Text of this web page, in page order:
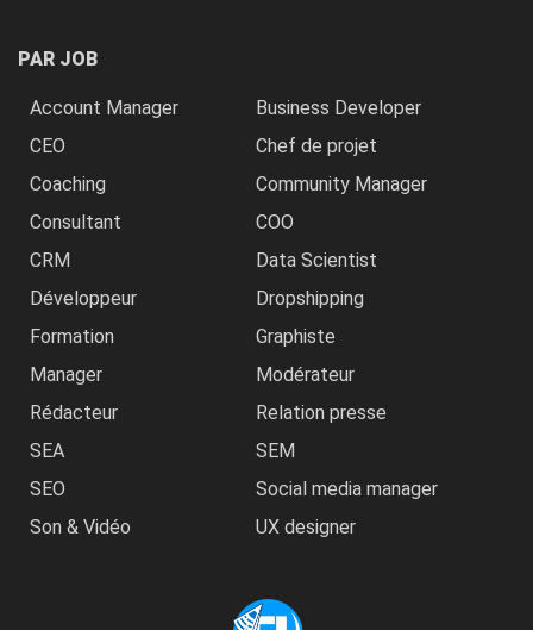
PAR JOB
Account Manager
Business Developer
CEO
Chef de projet
Coaching
Community Manager
Consultant
COO
CRM
Data Scientist
Développeur
Dropshipping
Formation
Graphiste
Manager
Modérateur
Rédacteur
Relation presse
SEA
SEM
SEO
Social media manager
Son & Vidéo
UX designer